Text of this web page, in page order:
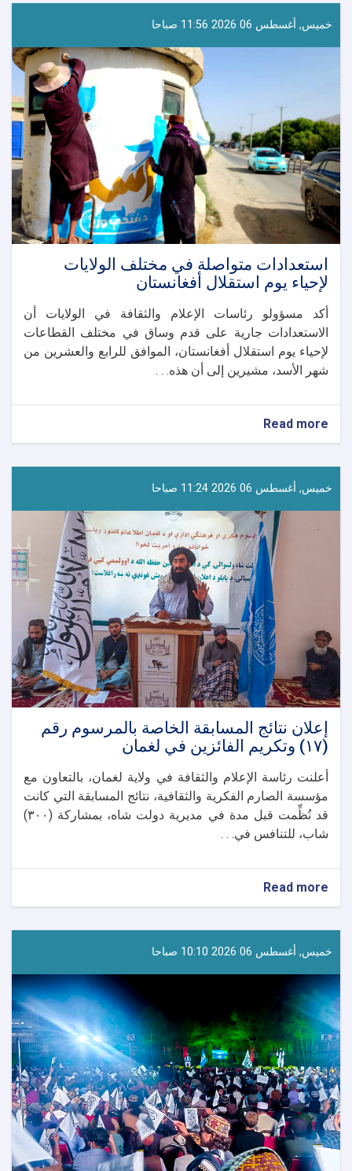
خميس, أغسطس 06 2026 11:56 صباحا
استعدادات متواصلة في مختلف الولايات
لإحياء يوم استقلال أفغانستان
أكد مسؤولو رئاسات الإعلام والثقافة في الولايات أن
الاستعدادات جارية على قدم وساق في مختلف القطاعات
لإحياء يوم استقلال أفغانستان، الموافق للرابع والعشرين من
شهر الأسد، مشيرين إلى أن هذه. . .
Read more
في
مختلف
لإحياء
يوم
استقلال
أفغانستان
خميس, أغسطس 06 2026 11:24 صباحا
إعلان نتائج المسابقة الخاصة بالمرسوم رقم
(١٧) وتكريم الفائزين في لغمان
أعلنت رئاسة الإعلام والثقافة في ولاية لغمان، بالتعاون مع
مؤسسة الصارم الفكرية والثقافية، نتائج المسابقة التي كانت
قد نُظِّمت قبل مدة في مديرية دولت شاه، بمشاركة (٣٠٠)
شاب، للتنافس في. . .
Read more
المسابقة
الخاصة
وتكريم
الفائزين
في
لغمان
خميس, أغسطس 06 2026 10:10 صباحا